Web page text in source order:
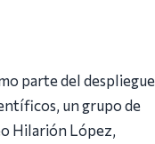
parte del despliegue
un grupo de
Hilarión López,